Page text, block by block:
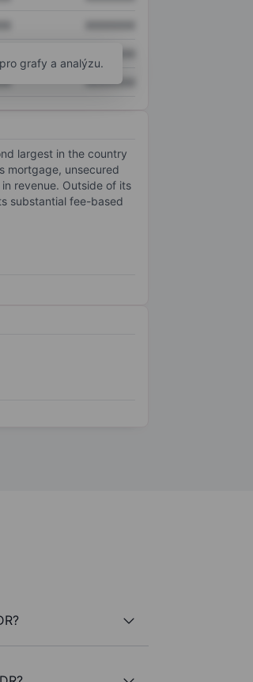
XXXXXXX
grafy a analýzu.
largest in the country
mortgage, unsecured
revenue. Outside of its
substantial fee-based